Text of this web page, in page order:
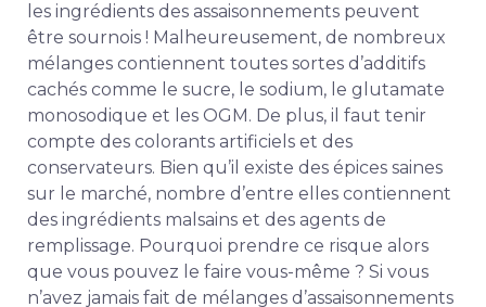
les ingrédients des assaisonnements peuvent
être sournois ! Malheureusement, de nombreux
mélanges contiennent toutes sortes d’additifs
cachés comme le sucre, le sodium, le glutamate
monosodique et les OGM. De plus, il faut tenir
compte des colorants artificiels et des
conservateurs. Bien qu’il existe des épices saines
sur le marché, nombre d’entre elles contiennent
des ingrédients malsains et des agents de
remplissage. Pourquoi prendre ce risque alors
que vous pouvez le faire vous-même ? Si vous
n’avez jamais fait de mélanges d’assaisonnements